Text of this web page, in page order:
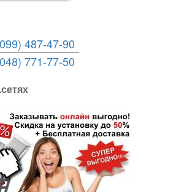
487-47-90
771-77-50